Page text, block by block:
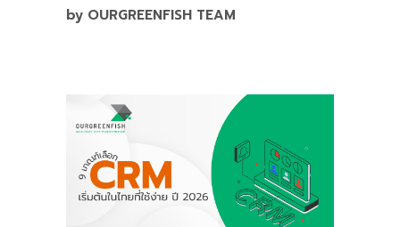
by OURGREENFISH TEAM